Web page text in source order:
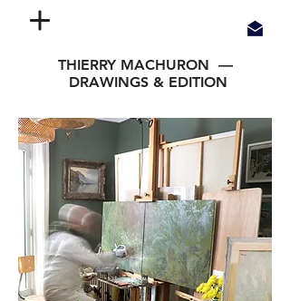
THIERRY MACHURON —
DRAWINGS & EDITION